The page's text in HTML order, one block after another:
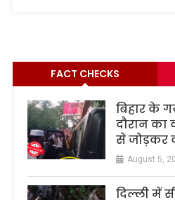
FACT CHECKS
बिहार के
दौरान का
से जोड़कर
August 5,
दिल्ली में